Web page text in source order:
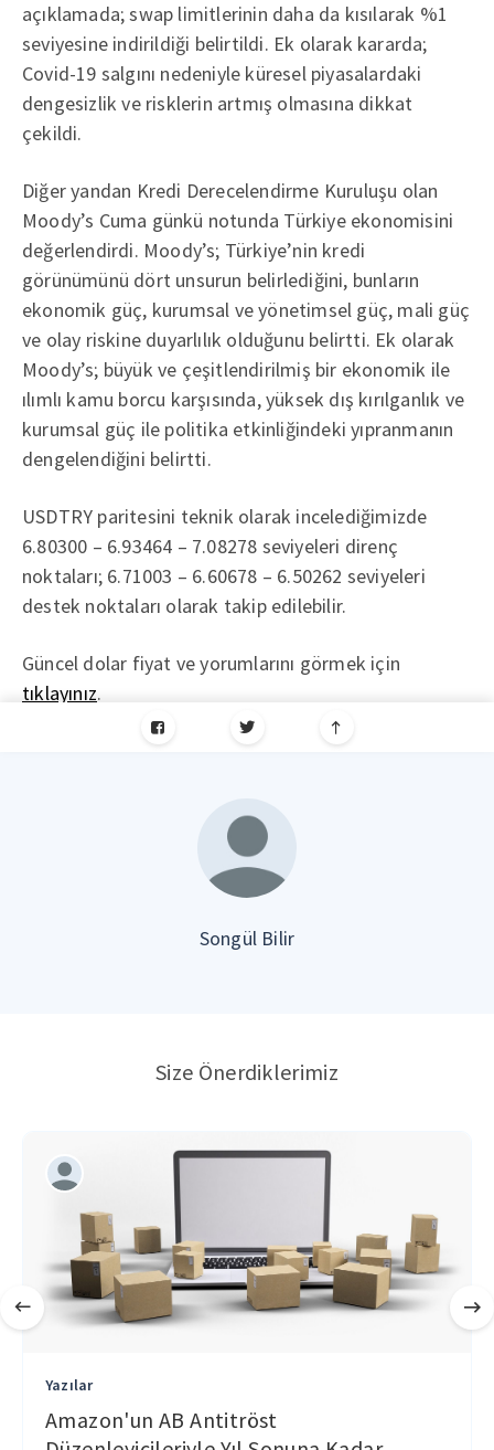
açıklamada; swap limitlerinin daha da kısılarak %1
seviyesine indirildiği belirtildi. Ek olarak kararda;
Covid-19 salgını nedeniyle küresel piyasalardaki
dengesizlik ve risklerin artmış olmasına dikkat
çekildi.
Diğer yandan Kredi Derecelendirme Kuruluşu olan
Moody’s Cuma günkü notunda Türkiye ekonomisini
değerlendirdi. Moody’s; Türkiye’nin kredi
görünümünü dört unsurun belirlediğini, bunların
ekonomik güç, kurumsal ve yönetimsel güç, mali güç
ve olay riskine duyarlılık olduğunu belirtti. Ek olarak
Moody’s; büyük ve çeşitlendirilmiş bir ekonomik ile
ılımlı kamu borcu karşısında, yüksek dış kırılganlık ve
kurumsal güç ile politika etkinliğindeki yıpranmanın
dengelendiğini belirtti.
USDTRY paritesini teknik olarak incelediğimizde
6.80300 – 6.93464 – 7.08278 seviyeleri direnç
noktaları; 6.71003 – 6.60678 – 6.50262 seviyeleri
destek noktaları olarak takip edilebilir.
Güncel dolar fiyat ve yorumlarını görmek için
tıklayınız.
Songül Bilir
Size Önerdiklerimiz
Yazılar
Amazon'un AB Antitröst